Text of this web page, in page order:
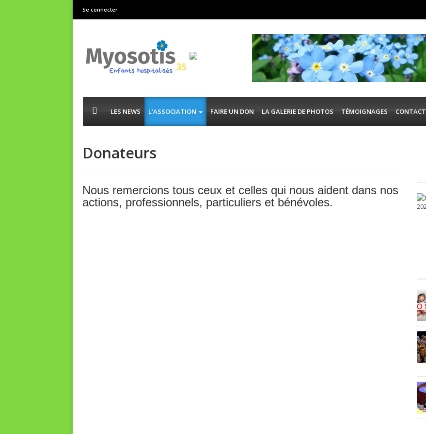
Se connecter
LES NEWS L’ASSOCIATION FAIRE UN DON LA GALERIE DE PHOTOS TÉMOIGNAGES CONTACT
Donateurs
Nous remercions tous ceux et celles qui nous aident dans nos
actions, professionnels, particuliers et bénévoles.